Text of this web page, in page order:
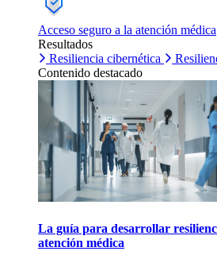
Acceso seguro a la atención médica
Resultados
Resiliencia cibernética
Contenido destacado
La guía para desarrollar
atención médica